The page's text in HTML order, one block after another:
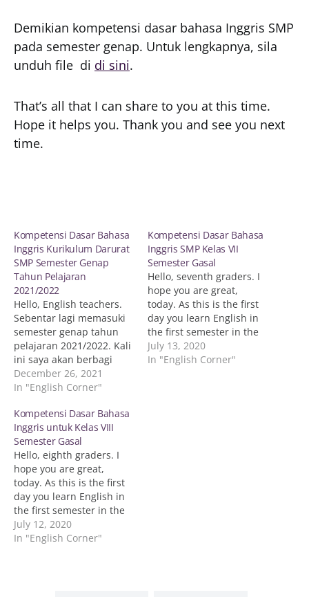
Demikian kompetensi dasar bahasa Inggris SMP
pada semester genap. Untuk lengkapnya, sila
unduh file di di sini.
That’s all that I can share to you at this time.
Hope it helps you. Thank you and see you next
time.
Kompetensi Dasar Bahasa
Inggris Kurikulum Darurat
SMP Semester Genap
Tahun Pelajaran
2021/2022
Hello, English teachers.
Sebentar lagi memasuki
semester genap tahun
pelajaran 2021/2022. Kali
ini saya akan berbagi
mengenai Kompetensi
Dasar (KD) Bahasa Inggris
darurat. Berikut,
kompetensi dasar bahasa
Inggris menurut
kurikulum darurat.
Silakan klik pada sub
judul berikut jika ingin
mengunduh file KD Mata
Pelajaran Bahasa Inggris
Kurikulum Daurat…
December 26, 2021
In "English Corner"
Kompetensi Dasar Bahasa
Inggris SMP Kelas VII
Semester Gasal
Hello, seventh graders. I
hope you are great,
today. As this is the first
day you learn English in
the first semester in the
academic year of
2020/2021, it is better to
July 13, 2020
In "English Corner"
Kompetensi Dasar Bahasa
Inggris untuk Kelas VIII
Semester Gasal
Hello, eighth graders. I
hope you are great,
today. As this is the first
day you learn English in
the first semester in the
academic year of
2020/2021, it is better to
July 12, 2020
In "English Corner"